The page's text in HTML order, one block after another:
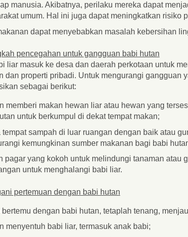
manusia. Akibatnya, perilaku mereka dapat
umum. Hal ini juga dapat meningkatkan risiko
dapat menyebabkan masalah kebersihan
pencegahan untuk gangguan babi hutan
liar masuk ke desa dan daerah perkotaan untuk
dan properti pribadi. Untuk mengurangi
sebagai berikut:
memberi makan hewan liar atau hewan yang
untuk berkumpul di dekat tempat makan;
tempat sampah di luar ruangan dengan baik atau
kemungkinan sumber makanan bagi babi
pagar yang kokoh untuk melindungi tanaman atau
untuk menghalangi babi liar.
pertemuan dengan babi hutan
bertemu dengan babi hutan, tetaplah tenang,
menyentuh babi liar, termasuk anak babi;